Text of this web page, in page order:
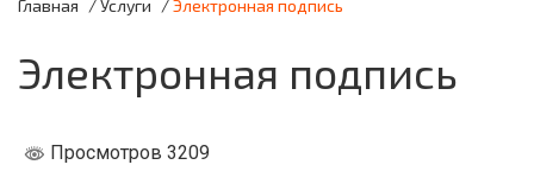
Главная /Услуги /Электронная подпись
Электронная подпись
Просмотров 3209